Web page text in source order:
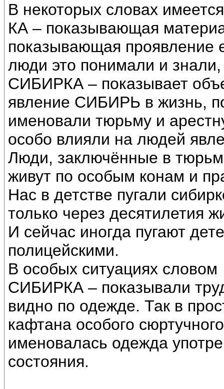
В некоторых словах
КА – показывающая
показывающая проявление
люди это понимали и знали,
СИБИРКА – показывает
явление СИБИРЬ в жизнь,
именовали тюрьму и
особо влияли на людей
Люди, заключённые в
живут по особым конам и
Нас в детстве пугали
только через десятилетия
И сейчас иногда пугают
полицейскими.
В особых ситуациях словом
СИБИРКА – показывали
видно по одежде. Так в
кафтана особого
именовалась одежда
состояния.